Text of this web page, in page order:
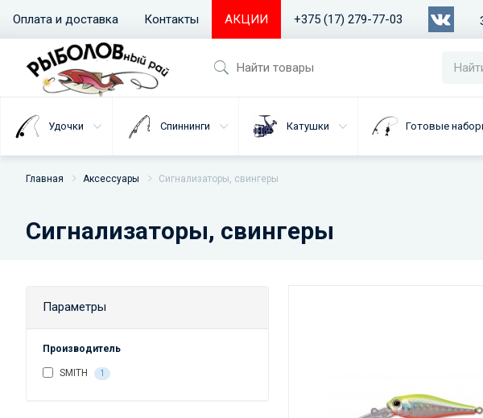
Оплата и доставка Контакты АКЦИИ +375 (17) 279-77-03
Удочки Спиннинги Катушки Готовые
Главная Аксессуары Сигнализаторы, свингеры
Сигнализаторы, свингеры
Параметры
Производитель
SMITH 1